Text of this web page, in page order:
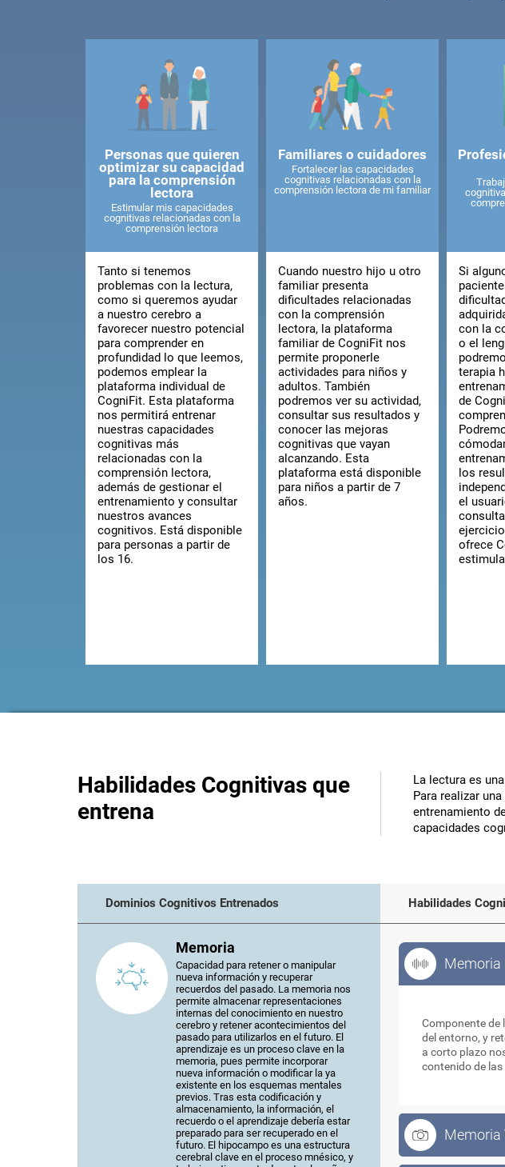
Personas que quieren
optimizar su capacidad
para la comprensión
lectora
Estimular mis capacidades
cognitivas relacionadas con la
comprensión lectora
Tanto si tenemos
problemas con la lectura,
como si queremos ayudar
a nuestro cerebro a
favorecer nuestro potencial
para comprender en
profundidad lo que leemos,
podemos emplear la
plataforma individual de
CogniFit. Esta plataforma
nos permitirá entrenar
nuestras capacidades
cognitivas más
relacionadas con la
comprensión lectora,
además de gestionar el
entrenamiento y consultar
nuestros avances
cognitivos. Está disponible
para personas a partir de
los 16.
Familiares o cuidadores
Fortalecer las capacidades
cognitivas relacionadas con la
comprensión lectora de mi familiar
Cuando nuestro hijo u otro
familiar presenta
dificultades relacionadas
con la comprensión
lectora, la plataforma
familiar de CogniFit nos
permite proponerle
actividades para niños y
adultos. También
podremos ver su actividad,
consultar sus resultados y
conocer las mejoras
cognitivas que vayan
alcanzando. Esta
plataforma está disponible
para niños a partir de 7
años.
Si
con la
o el
terapia
de
los
el
ofrece
Habilidades Cognitivas que
entrena
La lectura es
Para realizar
entrenamiento
capacidades
Dominios Cognitivos Entrenados Habilidades
Memoria
Capacidad para retener o manipular
nueva información y recuperar
recuerdos del pasado. La memoria nos
permite almacenar representaciones
internas del conocimiento en nuestro
cerebro y retener acontecimientos del
pasado para utilizarlos en el futuro. El
aprendizaje es un proceso clave en la
memoria, pues permite incorporar
nueva información o modificar la ya
existente en los esquemas mentales
previos. Tras esta codificación y
almacenamiento, la información, el
recuerdo o el aprendizaje debería estar
preparado para ser recuperado en el
futuro. El hipocampo es una estructura
cerebral clave en el proceso mnésico, y
Memoria
Componente de
del entorno, y
a corto plazo
contenido de
Memoria